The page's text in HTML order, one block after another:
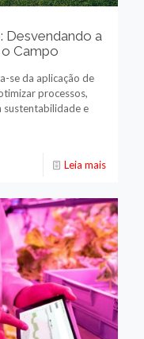
Desvendando a
Campo
se da aplicação de
processos,
sustentabilidade e
Leia mais